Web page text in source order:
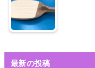
最新の投稿